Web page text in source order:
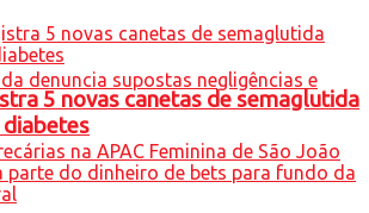
5 novas canetas de semaglutida